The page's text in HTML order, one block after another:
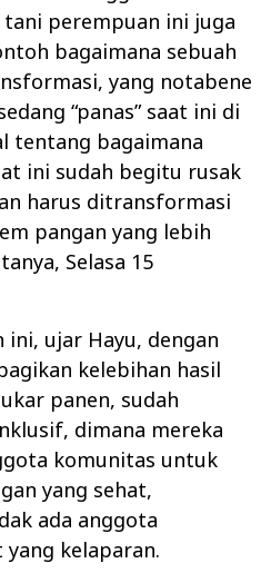
perempuan ini juga
bagaimana sebuah
yang notabene
“panas” saat ini di
tentang bagaimana
ini sudah begitu rusak
harus ditransformasi
pangan yang lebih
Selasa 15
ujar Hayu, dengan
kelebihan hasil
panen, sudah
dimana mereka
komunitas untuk
yang sehat,
ada anggota
kelaparan.